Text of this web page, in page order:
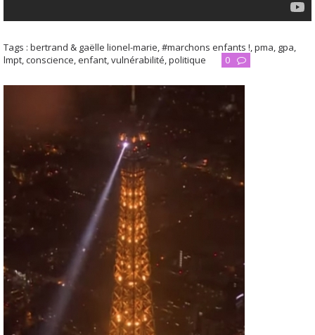
Tags : bertrand & gaëlle lionel-marie,#marchons enfants !,pma, gpa,
lmpt,conscience,enfant,vulnérabilité,politique 0